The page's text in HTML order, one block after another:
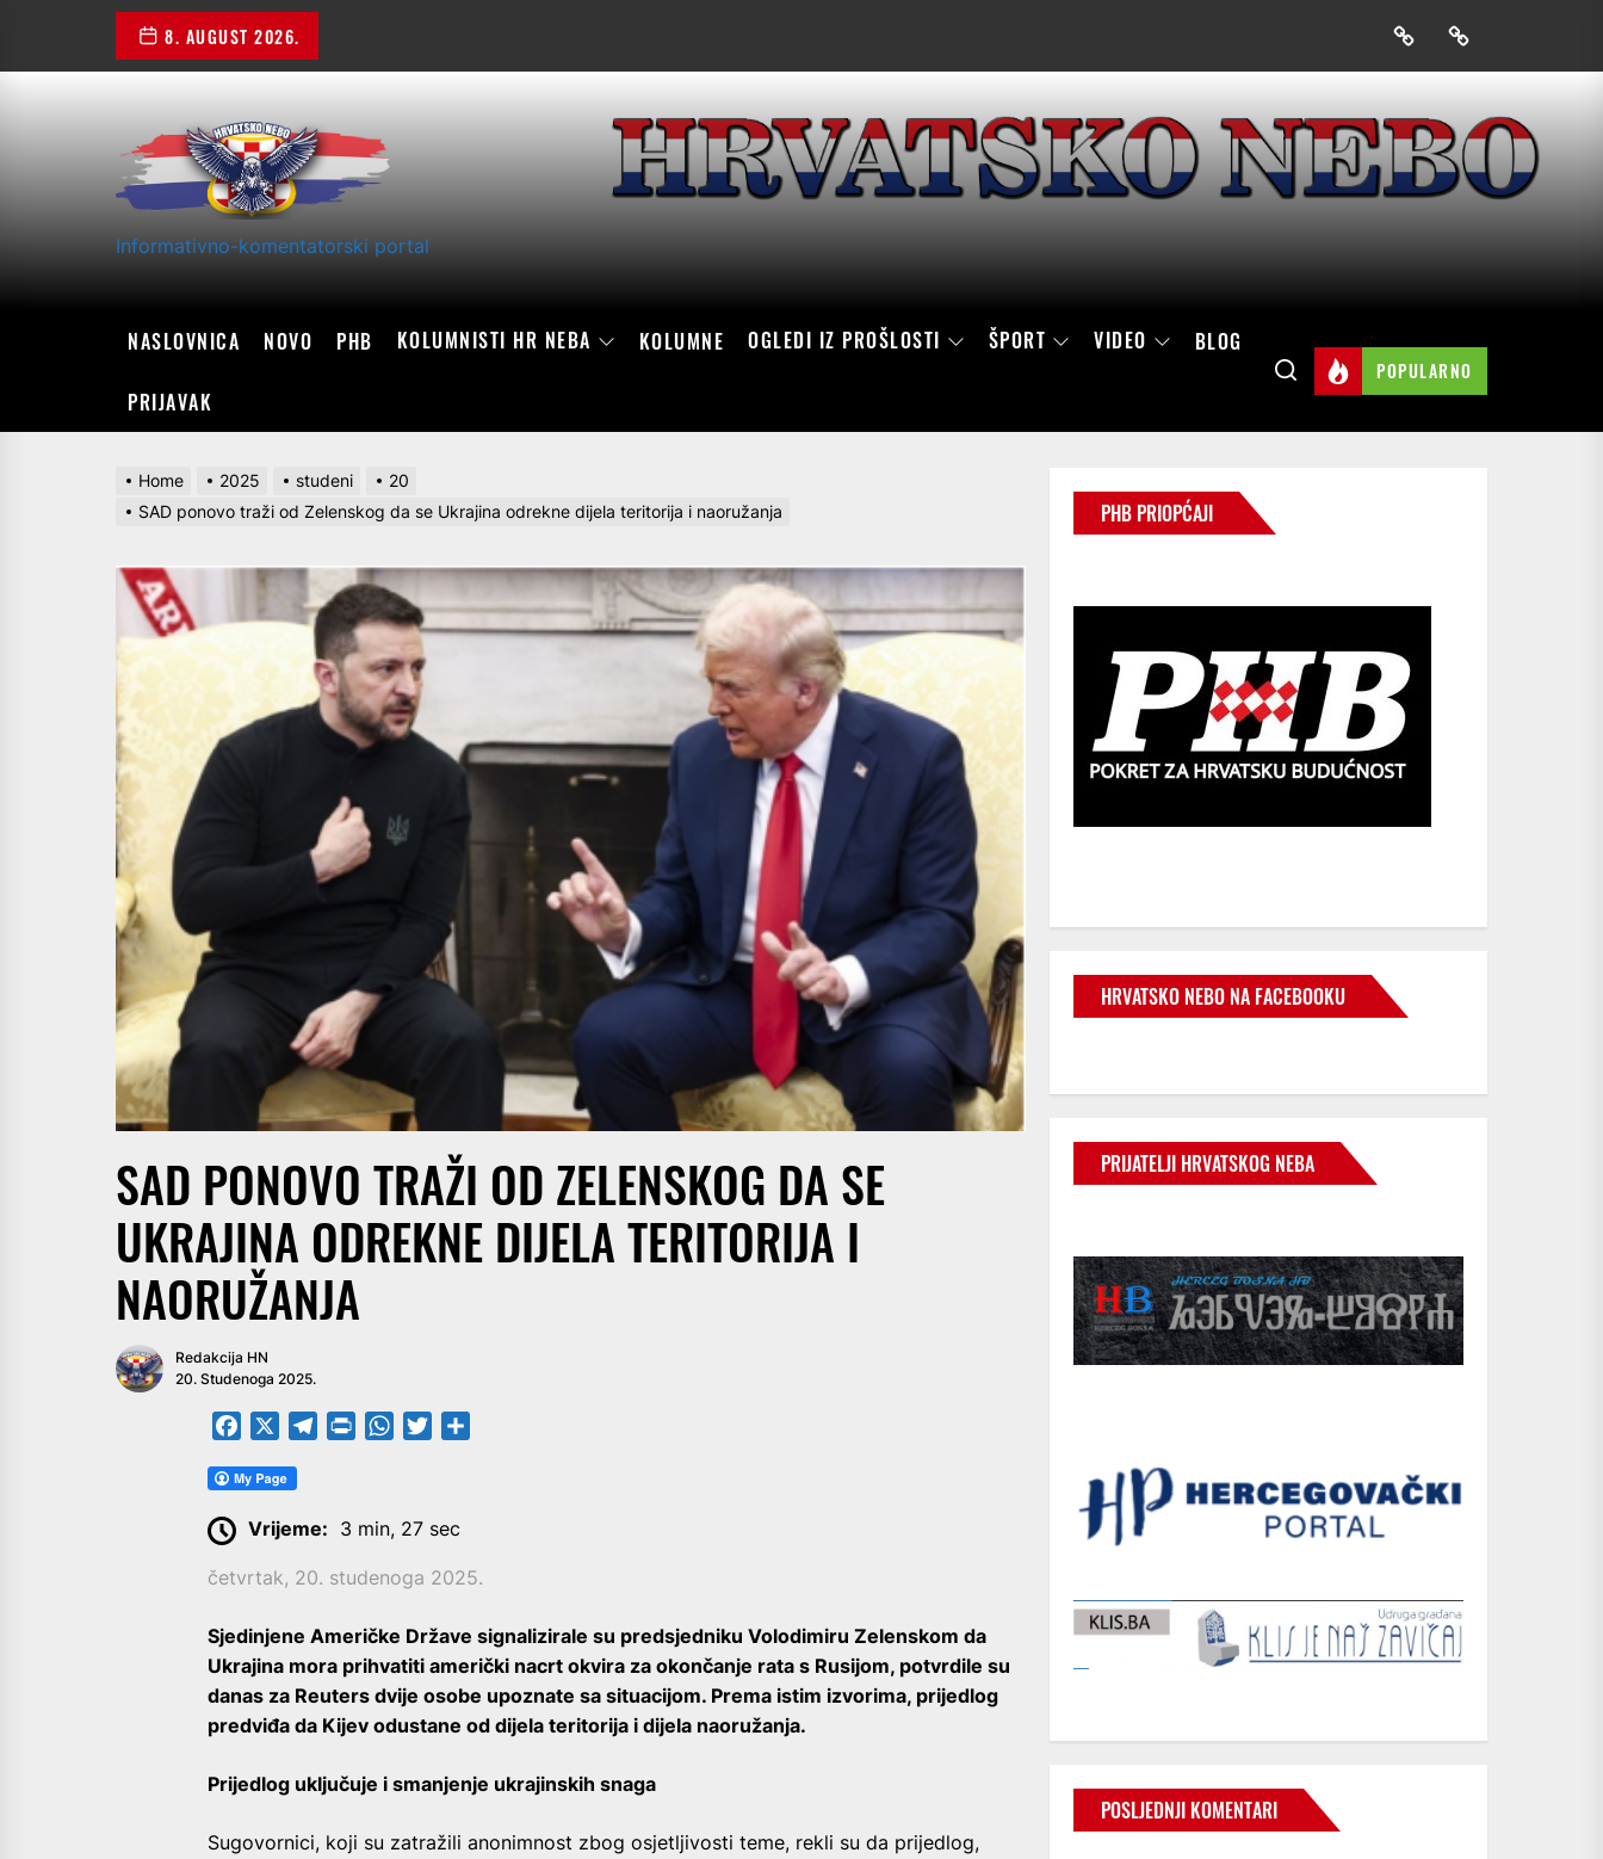
the
8. AUGUST 2026. PrijavakSkini
mobilnu
Hrvatskog
neba
Informativno-komentatorski portal
NASLOVNICA NOVO PHB KOLUMNISTI HR NEBA KOLUMNE OGLEDI IZ PROŠLOSTI ŠPORT VIDEO BLOG
PRIJAVAK
POPULARNO
Home 2025 studeni
20
SAD ponovo traži od Zelenskog da se Ukrajina odrekne dijela teritorija i naoružanja
SAD PONOVO TRAŽI OD ZELENSKOG DA SE
UKRAJINA ODREKNE DIJELA TERITORIJA I
NAORUŽANJA
Redakcija HN
20. Studenoga 2025.
FacebookTelegramPrintFriendly
WhatsApp
Twitter
Vrijeme: 3 min, 27 sec
četvrtak, 20. studenoga 2025.
Sjedinjene Američke Države signalizirale su predsjedniku Volodimiru Zelenskom da
Ukrajina mora prihvatiti američki nacrt okvira za okončanje rata s Rusijom, potvrdile su
danas za Reuters dvije osobe upoznate sa situacijom. Prema istim izvorima, prijedlog
predviđa da Kijev odustane od dijela teritorija i dijela naoružanja.
Prijedlog uključuje i smanjenje ukrajinskih snaga
Sugovornici, koji su zatražili anonimnost zbog osjetljivosti teme, rekli su da prijedlog,
PHB PRIOPĆAJI
HRVATSKO NEBO NA FACEBOOKU
PRIJATELJI HRVATSKOG NEBA
POSLJEDNJI KOMENTARI